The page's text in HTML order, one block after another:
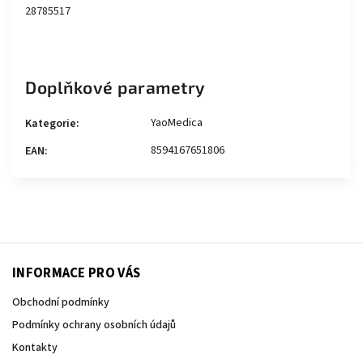
28785517
Doplňkové parametry
Kategorie:
YaoMedica
EAN: 8594167651806
INFORMACE PRO VÁS
Obchodní podmínky
Podmínky ochrany osobních údajů
Kontakty